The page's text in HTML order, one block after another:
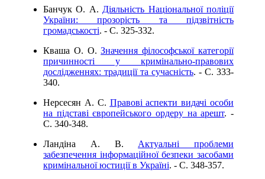
Банчук О. А. Діяльність Національної поліції
України: прозорість та підзвітність
громадськості. - C. 325-332.
Кваша О. О.Значення філософської категорії
причинності у кримінально-правових
дослідженнях: традиції та сучасність. - C. 333-
340.
Нерсесян А. С. Правові аспекти видачі особи
на підставі європейського ордеру на арешт. -
C. 340-348.
Ландіна А. В. Актуальні проблеми
забезпечення інформаційної безпеки засобами
кримінальної юстиції в Україні. - C. 348-357.